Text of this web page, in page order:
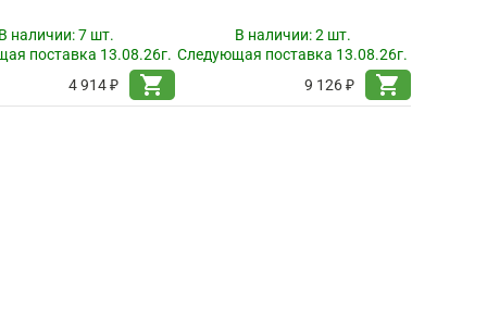
наличии:7 шт.
поставка 13.08.26г.
4 914 ₽
shopping_cart
В наличии:2 шт.
Следующая поставка 13.08.26г.
9 126 ₽
shopping_cart